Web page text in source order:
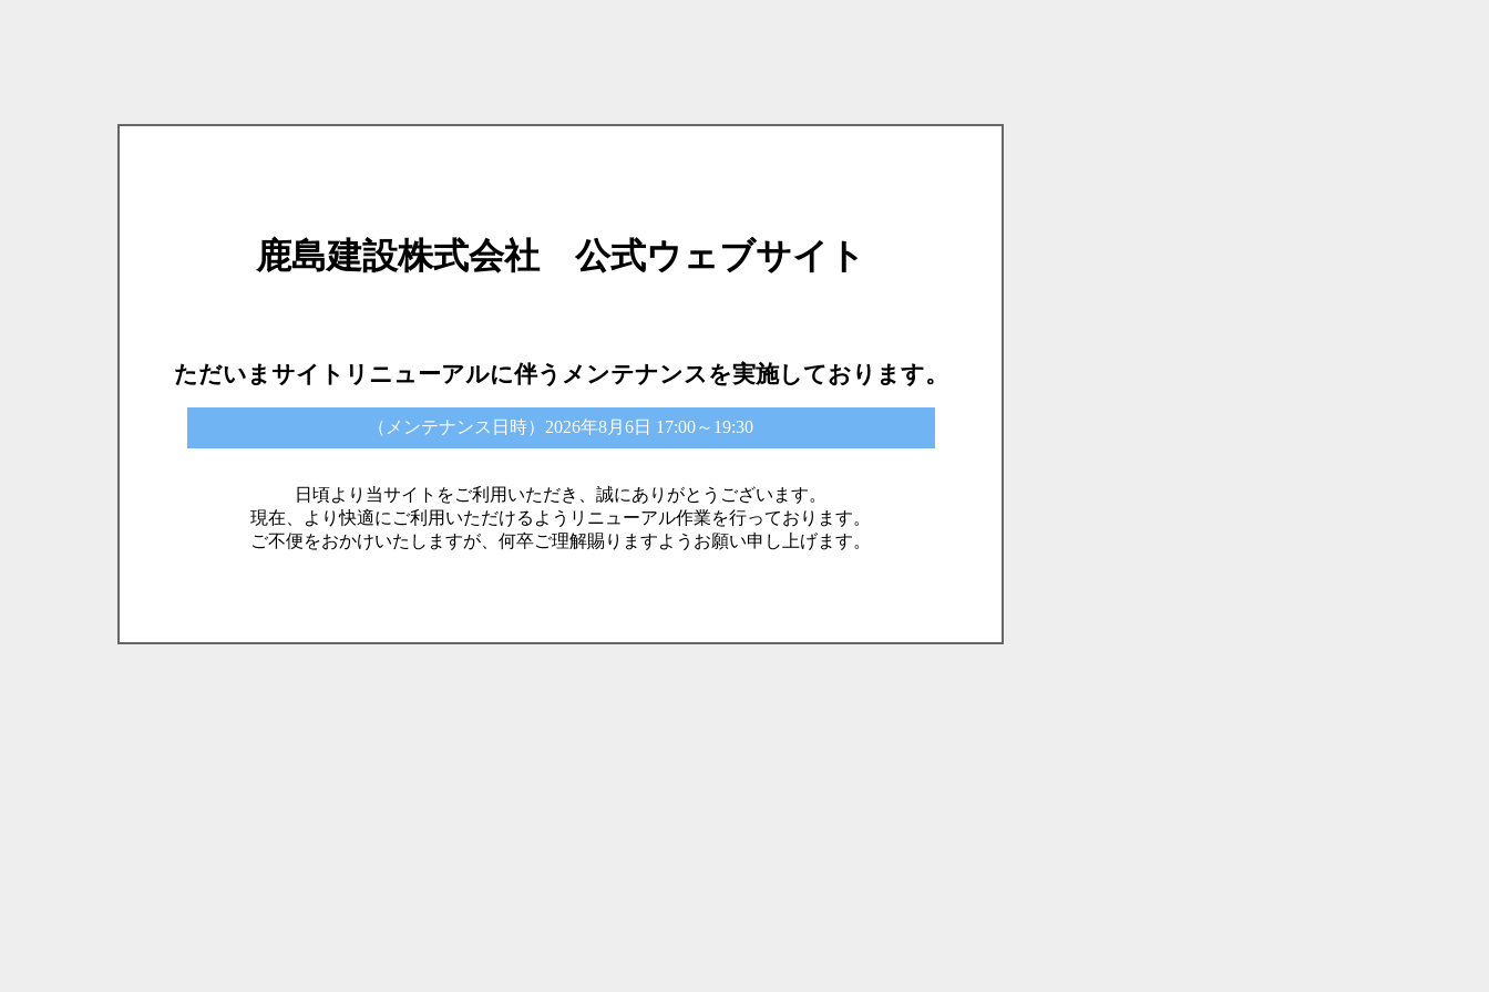
鹿島建設株式会社 公式ウェブサイト
ただいまサイトリニューアルに伴うメンテナンスを実施しております。
（メンテナンス日時）2026年8月6日 17:00～19:30
日頃より当サイトをご利用いただき、誠にありがとうございます。
現在、より快適にご利用いただけるようリニューアル作業を行っております。
ご不便をおかけいたしますが、何卒ご理解賜りますようお願い申し上げます。